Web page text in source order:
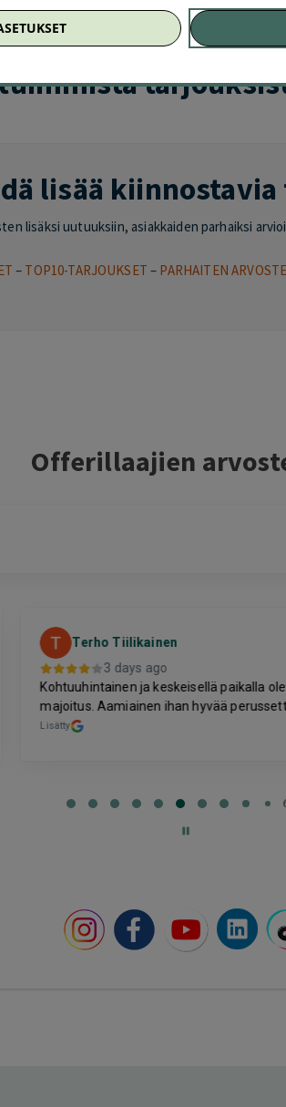
lisää
lisäksi uutuuksiin, asiakkaiden parhaiksi
– TOP10-TARJOUKSET – PARHAITEN
Offerillaajien
Terho Tiilikainen
3 days ago
Kohtuuhintainen ja keskeisellä paikalla
majoitus. Aamiainen ihan hyvää
Lisätty